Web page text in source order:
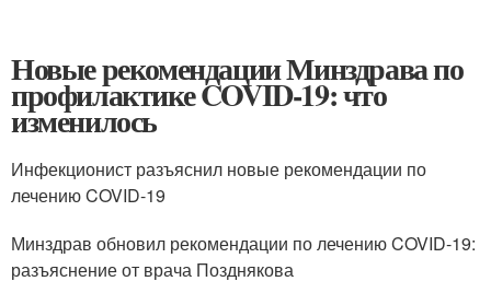
Новые рекомендации Минздрава по
профилактике COVID-19: что
изменилось
Инфекционист разъяснил новые рекомендации по
лечению COVID-19
Минздрав обновил рекомендации по лечению COVID-19:
разъяснение от врача Позднякова